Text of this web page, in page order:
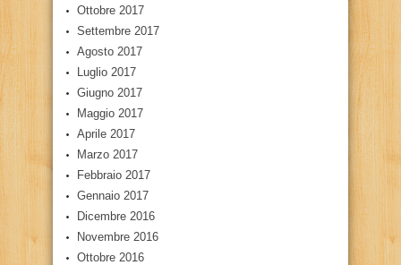
Ottobre 2017
Settembre 2017
Agosto 2017
Luglio 2017
Giugno 2017
Maggio 2017
Aprile 2017
Marzo 2017
Febbraio 2017
Gennaio 2017
Dicembre 2016
Novembre 2016
Ottobre 2016